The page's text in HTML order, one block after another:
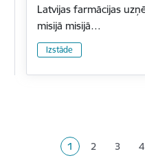
Latvijas farmācijas
misijā misijā…
Izstāde
Pašreizējā lapa
1 Lapa
2 Lapa
3 4